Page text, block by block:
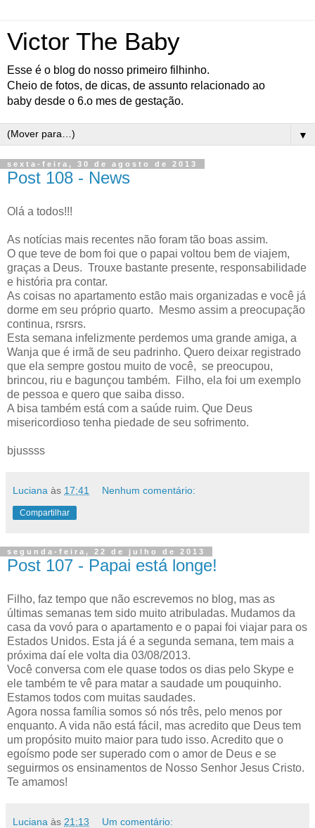
Victor The Baby
Esse é o blog do nosso primeiro filhinho.
Cheio de fotos, de dicas, de assunto relacionado ao
baby desde o 6.o mes de gestação.
▼
sexta-feira, 30 de agosto de 2013
Post 108 - News
Olá a todos!!!
As notícias mais recentes não foram tão boas assim.
O que teve de bom foi que o papai voltou bem de viajem,
graças a Deus. Trouxe bastante presente, responsabilidade
e história pra contar.
As coisas no apartamento estão mais organizadas e você já
dorme em seu próprio quarto. Mesmo assim a preocupação
continua, rsrsrs.
Esta semana infelizmente perdemos uma grande amiga, a
Wanja que é irmã de seu padrinho. Quero deixar registrado
que ela sempre gostou muito de você, se preocupou,
brincou, riu e bagunçou também. Filho, ela foi um exemplo
de pessoa e quero que saiba disso.
A bisa também está com a saúde ruim. Que Deus
misericordioso tenha piedade de seu sofrimento.
bjussss
Luciana às 17:41 Nenhum comentário:
Compartilhar
segunda-feira, 22 de julho de 2013
Post 107 - Papai está longe!
Filho, faz tempo que não escrevemos no blog, mas as
últimas semanas tem sido muito atribuladas. Mudamos da
casa da vovó para o apartamento e o papai foi viajar para os
Estados Unidos. Esta já é a segunda semana, tem mais a
próxima daí ele volta dia 03/08/2013.
Você conversa com ele quase todos os dias pelo Skype e
ele também te vê para matar a saudade um pouquinho.
Estamos todos com muitas saudades.
Agora nossa família somos só nós três, pelo menos por
enquanto. A vida não está fácil, mas acredito que Deus tem
um propósito muito maior para tudo isso. Acredito que o
egoísmo pode ser superado com o amor de Deus e se
seguirmos os ensinamentos de Nosso Senhor Jesus Cristo.
Te amamos!
Luciana às 21:13 Um comentário: